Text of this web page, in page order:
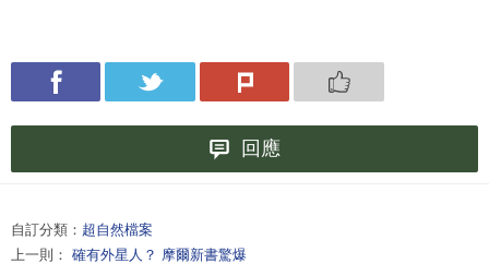
回應
自訂分類： 超自然檔案
上一則： 確有外星人？ 摩爾新書驚爆